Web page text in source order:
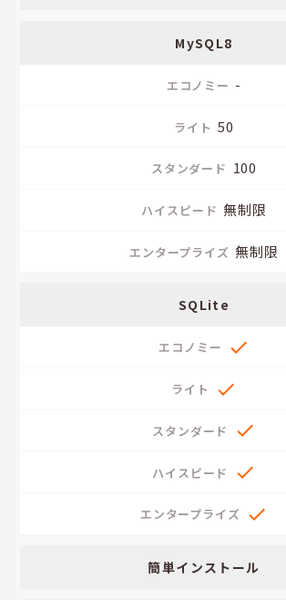
MySQL8
-
50
100
無制限
無制限
SQLite





簡単インストール